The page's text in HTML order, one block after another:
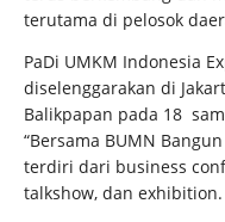
terutama di pelosok
PaDi UMKM Indonesia
diselenggarakan di
Balikpapan pada 18
“Bersama BUMN
terdiri dari business
talkshow, dan exhibition.